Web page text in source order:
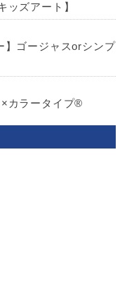
ッズアート】
】ゴージャスorシンプ
カラータイプ®